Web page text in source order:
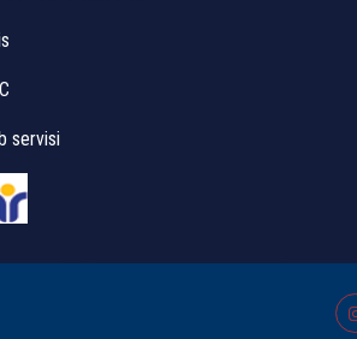
servisi